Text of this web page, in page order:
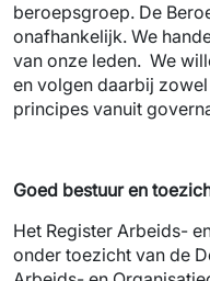
beroepsgroep. De
onafhankelijk. We
van onze leden. We
en volgen daarbij
principes vanuit
Goed bestuur en
Het Register Arbeids-
onder toezicht van de